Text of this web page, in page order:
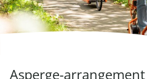
Asperge-